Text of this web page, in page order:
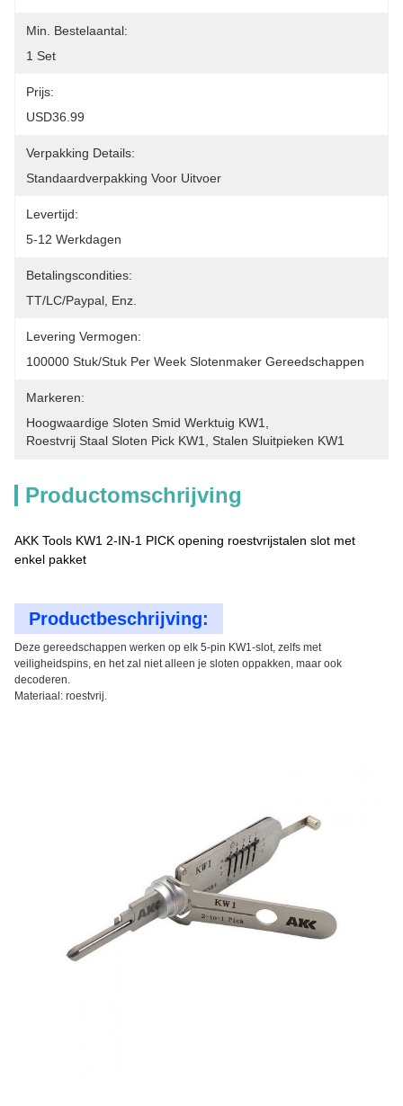
Min. Bestelaantal:
1 Set
Prijs:
USD36.99
Verpakking Details:
Standaardverpakking Voor Uitvoer
Levertijd:
5-12 Werkdagen
Betalingscondities:
TT/LC/paypal, Enz.
Levering Vermogen:
100000 Stuk/stuk Per Week Slotenmaker Gereedschappen
Markeren:
Hoogwaardige Sloten Smid Werktuig KW1
Roestvrij Staal Sloten Pick KW1
Stalen Sluitpieken KW1
Productomschrijving
AKK Tools KW1 2-IN-1 PICK opening roestvrijstalen slot met
enkel pakket
Productbeschrijving:
Deze gereedschappen werken op elk 5-pin KW1-slot, zelfs met
veiligheidspins, en het zal niet alleen je sloten oppakken, maar ook
decoderen.
Materiaal: roestvrij.